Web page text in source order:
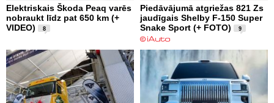
Elektriskais Škoda Peaq varēs
nobraukt līdz pat 650 km (+
VIDEO)
8
Piedāvājumā atgriežas 821 Zs
jaudīgais Shelby F-150 Super
Snake Sport (+ FOTO)
9